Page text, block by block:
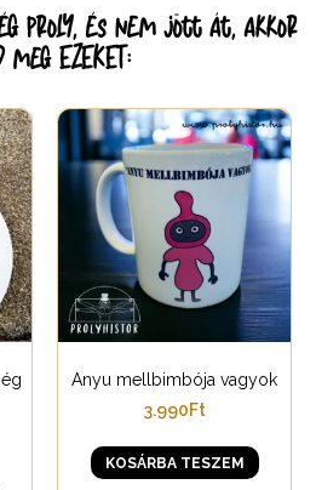
proly, és nem jött át, akkor
EZEKET:
Anyu mellbimbója vagyok
3.990Ft
KOSÁRBA TESZEM